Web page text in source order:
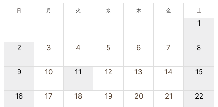
日 月 火 水 木 金 土
1
2 3 4 5 6 7 8
9 10 11 12 13 14 15
16 17 18 19 20 21 22